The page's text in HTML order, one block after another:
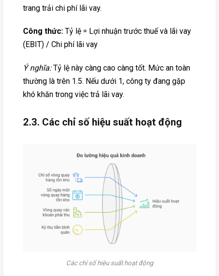
trang trải chi phí lãi vay.
Công thức: Tỷ lệ = Lợi nhuận trước thuế và lãi vay
(EBIT) / Chi phí lãi vay
Ý nghĩa:Tỷ lệ này càng cao càng tốt. Mức an toàn
thường là trên 1.5. Nếu dưới 1, công ty đang gặp
khó khăn trong việc trả lãi vay.
2.3. Các chỉ số hiệu suất hoạt động
Các chỉ số hiệu suất hoạt động